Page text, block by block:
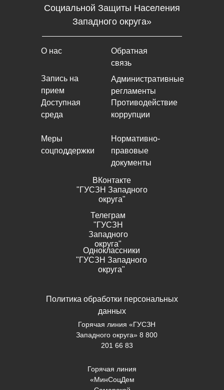
Горячая линия «ГУСЗН
Западного округа» 8 800
201 66 83
Горячая линия
«МинСоцДем
О нас
Противодействие
коррупции
Доступная
среда
Меры
соцподдержки
Политика обработки персональных
данных
Обратная
связь
Административные
регламенты
Нормативно-
правовые
документы
Запись на
прием
ВКонтакте
"ГУСЗН Западного
округа"
Телеграм
"ГУСЗН
Западного
округа"
Одноклассники
"ГУСЗН Западного
округа"
Социальной Защиты Населения
Западного округа»